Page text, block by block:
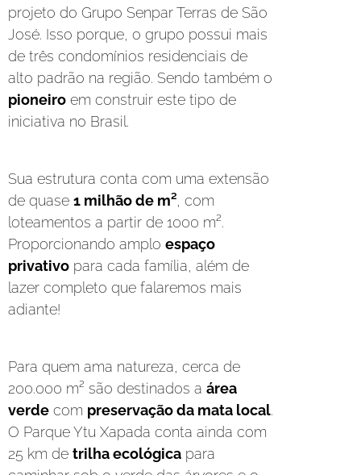
projeto do Grupo Senpar Terras de São
José. Isso porque, o grupo possui mais
de três condomínios residenciais de
alto padrão na região. Sendo também o
pioneiro em construir este tipo de
iniciativa no Brasil.
Sua estrutura conta com uma extensão
de quase 1 milhão de m² , com
loteamentos a partir de 1000 m².
Proporcionando amplo espaço
privativo para cada família, além de
lazer completo que falaremos mais
adiante!
Para quem ama natureza, cerca de
200.000 m² são destinados a área
verde com preservação da mata local.
O Parque Ytu Xapada conta ainda com
25 km de trilha ecológica para